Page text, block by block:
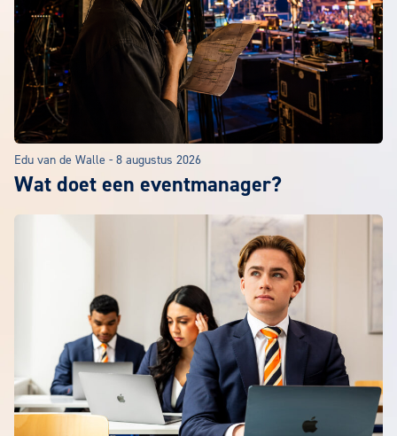
Edu van de Walle - 8 augustus 2026
Wat doet een eventmanager?